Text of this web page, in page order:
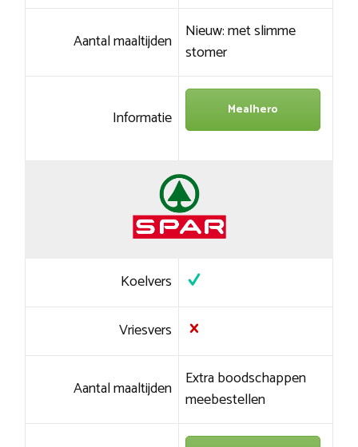
Aantal maaltijden Nieuw: met slimme
stomer
Informatie Mealhero
Koelvers
Vriesvers
Aantal maaltijden Extra boodschappen
meebestellen